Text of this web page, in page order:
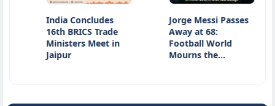
India Concludes
16th BRICS Trade
Ministers Meet in
Jorge Messi Passes
Away at 68:
Football World
Mourns the…